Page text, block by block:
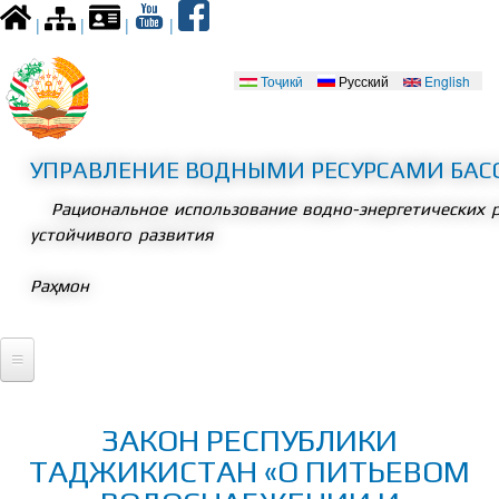
Перейти к
основному
| | | |
Языки
Тоҷикӣ Русский English
УПРАВЛЕНИЕ ВОДНЫМИ РЕСУРСАМИ
Рациональное использование водно-
устойчивого развития
Раҳмон
Встречи
ЗАКОН РЕСПУБЛИКИ
ТАДЖИКИСТАН «О ПИТЬЕВОМ